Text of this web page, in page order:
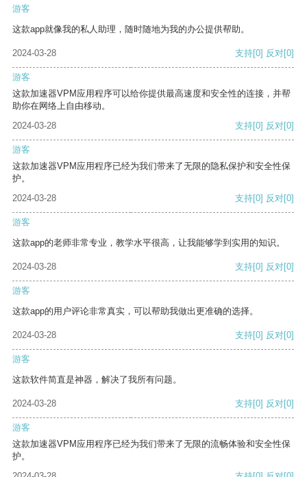
游客
这款app就像我的私人助理，随时随地为我的办公提供帮助。
2024-03-28 支持[0] 反对[0]
游客
这款加速器VPM应用程序可以给你提供最高速度和安全性的连接，并帮
助你在网络上自由移动。
2024-03-28
支持[0] 反对[0]
游客
这款加速器VPM应用程序已经为我们带来了无限的隐私保护和安全性保
护。
2024-03-28
支持[0] 反对[0]
游客
这款app的老师非常专业，教学水平很高，让我能够学到实用的知识。
2024-03-28 支持[0] 反对[0]
游客
这款app的用户评论非常真实，可以帮助我做出更准确的选择。
2024-03-28 支持[0] 反对[0]
游客
这款软件简直是神器，解决了我所有问题。
2024-03-28 支持[0] 反对[0]
游客
这款加速器VPM应用程序已经为我们带来了无限的流畅体验和安全性保
护。